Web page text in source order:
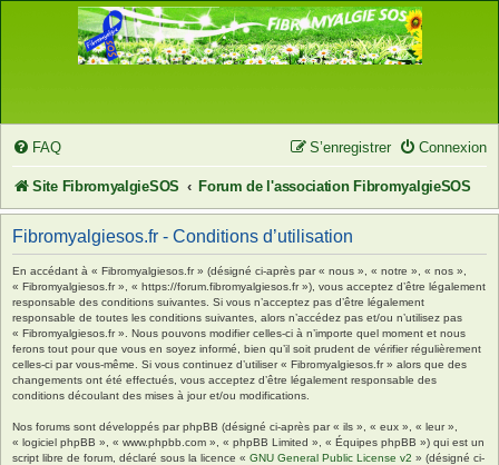
FAQ Connexion
S’enregistrer
Site FibromyalgieSOS Forum de l'association FibromyalgieSOS
Fibromyalgiesos.fr - Conditions d’utilisation
En accédant à « Fibromyalgiesos.fr » (désigné ci-après par « nous », « notre », « nos »,
« Fibromyalgiesos.fr », « https://forum.fibromyalgiesos.fr »), vous acceptez d’être légalement
responsable des conditions suivantes. Si vous n’acceptez pas d’être légalement
responsable de toutes les conditions suivantes, alors n’accédez pas et/ou n’utilisez pas
« Fibromyalgiesos.fr ». Nous pouvons modifier celles-ci à n’importe quel moment et nous
ferons tout pour que vous en soyez informé, bien qu’il soit prudent de vérifier régulièrement
celles-ci par vous-même. Si vous continuez d’utiliser « Fibromyalgiesos.fr » alors que des
changements ont été effectués, vous acceptez d’être légalement responsable des
conditions découlant des mises à jour et/ou modifications.
Nos forums sont développés par phpBB (désigné ci-après par « ils », « eux », « leur »,
« logiciel phpBB », « www.phpbb.com », « phpBB Limited », « Équipes phpBB ») qui est un
script libre de forum, déclaré sous la licence « GNU General Public License v2 » (désigné ci-